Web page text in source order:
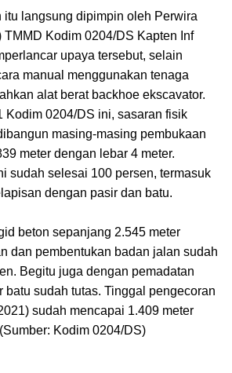
itu langsung dipimpin oleh Perwira
TMMD Kodim 0204/DS Kapten Inf
upaya tersebut, selain
manual menggunakan tenaga
alat berat backhoe ekscavator.
Kodim 0204/DS ini, sasaran fisik
masing-masing pembukaan
meter dengan lebar 4 meter.
sudah selesai 100 persen, termasuk
dengan pasir dan batu.
beton sepanjang 2.545 meter
dan pembentukan badan jalan sudah
Begitu juga dengan pemadatan
batu sudah tutas. Tinggal pengecoran
sudah mencapai 1.409 meter
Kodim 0204/DS)